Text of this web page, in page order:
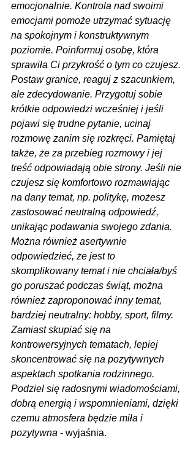
emocjonalnie. Kontrola nad swoimi
emocjami pomoże utrzymać sytuację
na spokojnym i konstruktywnym
poziomie. Poinformuj osobę, która
sprawiła Ci przykrość o tym co czujesz.
Postaw granice, reaguj z szacunkiem,
ale zdecydowanie. Przygotuj sobie
krótkie odpowiedzi wcześniej i jeśli
pojawi się trudne pytanie, ucinaj
rozmowę zanim się rozkręci. Pamiętaj
także, że za przebieg rozmowy i jej
treść odpowiadają obie strony. Jeśli nie
czujesz się komfortowo rozmawiając
na dany temat, np. politykę, możesz
zastosować neutralną odpowiedź,
unikając podawania swojego zdania.
Można również asertywnie
odpowiedzieć, że jest to
skomplikowany temat i nie chciała/byś
go poruszać podczas świąt, można
również zaproponować inny temat,
bardziej neutralny: hobby, sport, filmy.
Zamiast skupiać się na
kontrowersyjnych tematach, lepiej
skoncentrować się na pozytywnych
aspektach spotkania rodzinnego.
Podziel się radosnymi wiadomościami,
dobrą energią i wspomnieniami, dzięki
czemu atmosfera będzie miła i
pozytywna - wyjaśnia.